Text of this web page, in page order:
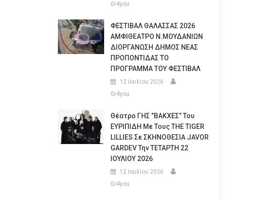
Gr4you
ΦΕΣΤΙΒΑΛ ΘΑΛΑΣΣΑΣ 2026
ΑΜΦΙΘΕΑΤΡΟ Ν.ΜΟΥΔΑΝΙΩΝ
ΔΙΟΡΓΑΝΩΣΗ ΔΗΜΟΣ ΝΕΑΣ
ΠΡΟΠΟΝΤΙΔΑΣ ΤΟ
ΠΡΟΓΡΑΜΜΑ ΤΟΥ ΦΕΣΤΙΒΑΛ
12 Ιουλίου 2026
Gr4you
Θέατρο ΓΗΣ ”ΒΑΚΧΕΣ” Του
ΕΥΡΙΠΙΔΗ Με Τους THE TIGER
LILLIES Σε ΣΚΗΝΟΘΕΣΙΑ JAVOR
GARDEV Την ΤΕΤΑΡΤΗ 22
ΙΟΥΛΙΟΥ 2026
12 Ιουλίου 2026
Gr4you